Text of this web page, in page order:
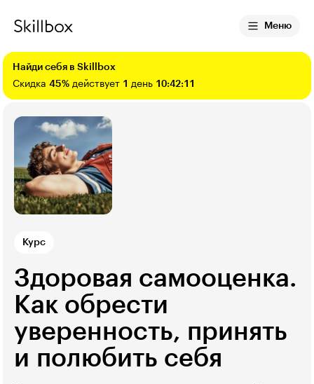
Меню
Найди себя в Skillbox
Скидка 45% действует 1 день 10:42:10
Курс
Здоровая самооценка.
Как обрести
уверенность, принять
и полюбить себя